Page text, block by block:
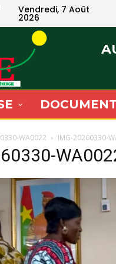
Vendredi, 7 Août
2026
WA0022 IMG-20260330-